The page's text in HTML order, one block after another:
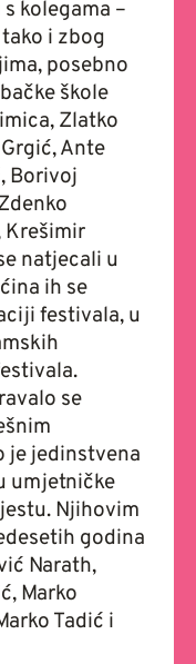
kolegama –
i zbog
posebno
škole
Zlatko
Ante
Borivoj
Krešimir
natjecali u
ih se
festivala, u
se
je jedinstvena
umjetničke
Njihovim
godina
Narath,
Marko
Tadić i